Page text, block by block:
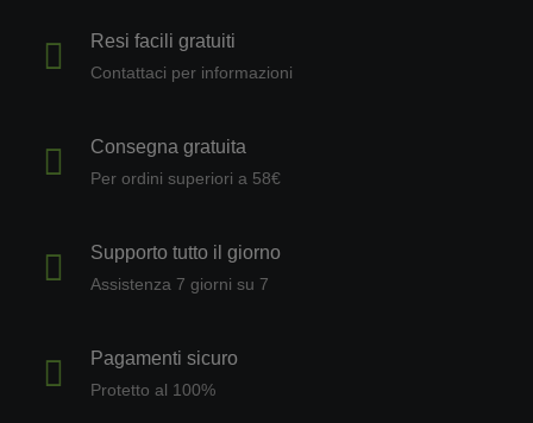
Resi facili gratuiti
Contattaci per informazioni
Consegna gratuita
Per ordini superiori a 58€
Supporto tutto il giorno
Assistenza 7 giorni su 7
Pagamenti sicuro
Protetto al 100%